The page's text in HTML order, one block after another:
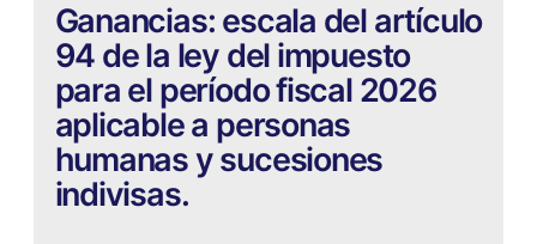
Ganancias: escala del artículo
94 de la ley del impuesto
para el período fiscal 2026
aplicable a personas
humanas y sucesiones
indivisas.